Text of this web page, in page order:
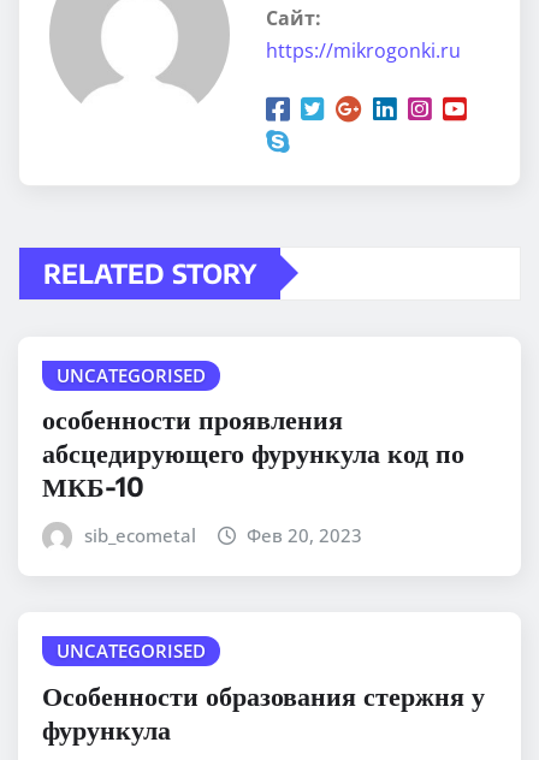
Сайт:
https://mikrogonki.ru
RELATED STORY
UNCATEGORISED
особенности проявления
абсцедирующего фурункула код по
МКБ-10
sib_ecometal Фев 20, 2023
UNCATEGORISED
Особенности образования стержня у
фурункула